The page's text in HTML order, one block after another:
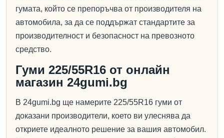
гумата, който се препоръчва от производителя на
автомобила, за да се поддържат стандартите за
производителност и безопасност на превозното
средство.
Гуми 225/55R16 от онлайн
магазин 24gumi.bg
В 24gumi.bg ще намерите 225/55R16 гуми от
доказани производители, което ви улеснява да
откриете идеалното решение за вашия автомобил.